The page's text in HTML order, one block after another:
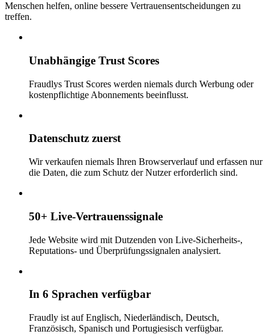
Menschen helfen, online bessere Vertrauensentscheidungen zu
treffen.
Unabhängige Trust Scores
Fraudlys Trust Scores werden niemals durch Werbung oder
kostenpflichtige Abonnements beeinflusst.
Datenschutz zuerst
Wir verkaufen niemals Ihren Browserverlauf und erfassen nur
die Daten, die zum Schutz der Nutzer erforderlich sind.
50+ Live-Vertrauenssignale
Jede Website wird mit Dutzenden von Live-Sicherheits-,
Reputations- und Überprüfungssignalen analysiert.
In 6 Sprachen verfügbar
Fraudly ist auf Englisch, Niederländisch, Deutsch,
Französisch, Spanisch und Portugiesisch verfügbar.